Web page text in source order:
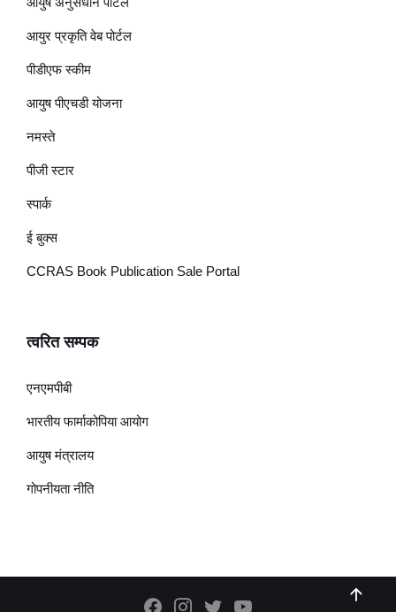
आयुर प्रकृति वेब पोर्टल
पीडीएफ स्कीम
आयुष पीएचडी योजना
नमस्ते
पीजी स्टार
स्पार्क
ई बुक्स
CCRAS Book Publication Sale Portal
त्वरित सम्पक
एनएमपीबी
भारतीय फार्माकोपिया आयोग
आयुष मंत्रालय
गोपनीयता नीति